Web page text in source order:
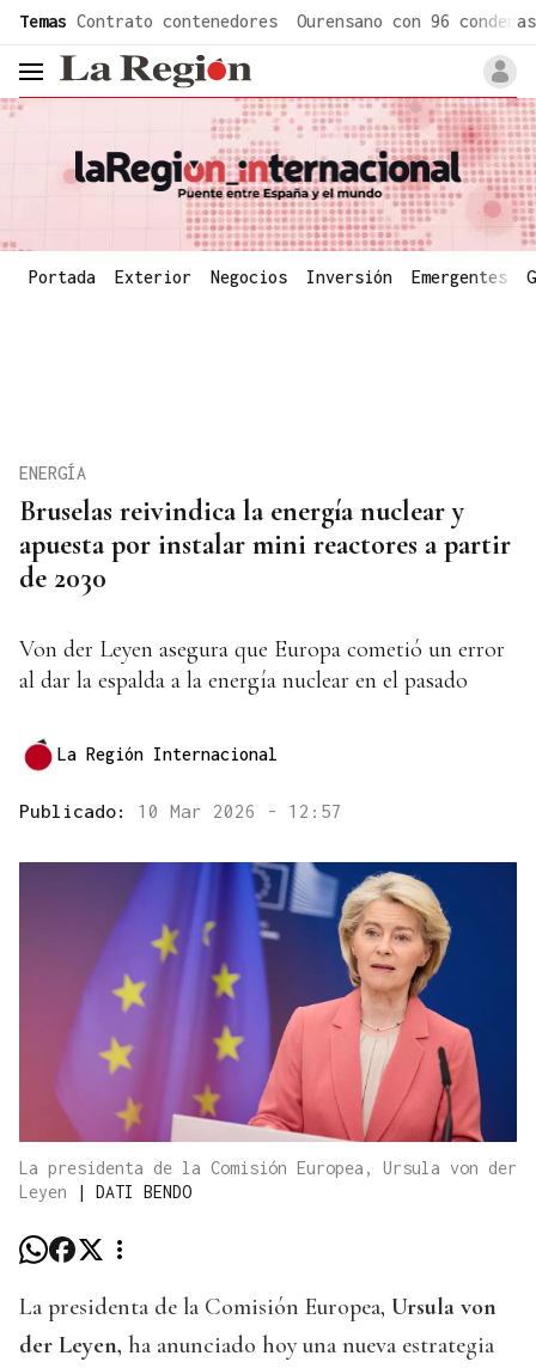
Temas Contrato contenedores Ourensano con 96 condenas
header.menu.open
Portada Exterior Negocios Inversión Emergentes
Bruselas reivindica la energía nuclear y
apuesta por instalar mini reactores a partir
de 2030
ENERGÍA
Von der Leyen asegura que Europa cometió un error
al dar la espalda a la energía nuclear en el pasado
La Región Internacional
Publicado: 10 Mar 2026 - 12:57
La presidenta de la Comisión Europea, Ursula von der
Leyen
| DATI BENDO
La presidenta de la Comisión Europea, Ursula von
der Leyen, ha anunciado hoy una nueva estrategia